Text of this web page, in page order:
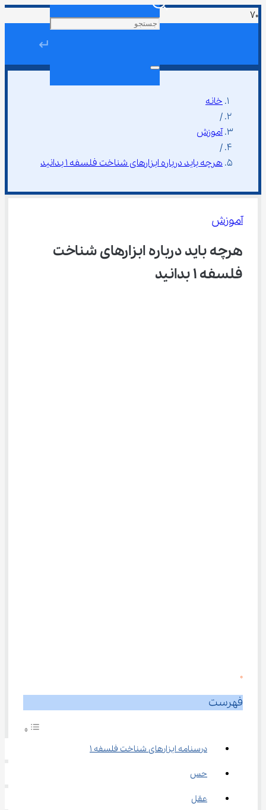
↵
خانه
/
آموزش
/
هرچه باید درباره ابزارهای شناخت فلسفه ۱ بدانید
آموزش
هرچه باید درباره ابزارهای شناخت
فلسفه ۱ بدانید
0
فهرست
درسنامه ابزارهای شناخت فلسفه ۱
حس
عقل